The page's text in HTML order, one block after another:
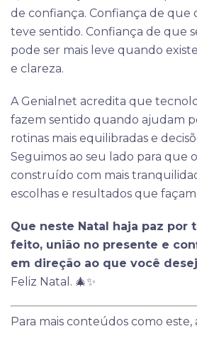
de confiança. Confiança de que
teve sentido. Confiança de que
pode ser mais leve quando
e clareza.
A Genialnet acredita que
fazem sentido quando ajudam
rotinas mais equilibradas e
Seguimos ao seu lado para que
construído com mais
escolhas e resultados que
Que neste Natal haja paz por
feito, união no presente e
em direção ao que você
Feliz Natal. 🎄✨
Para mais conteúdos como este,